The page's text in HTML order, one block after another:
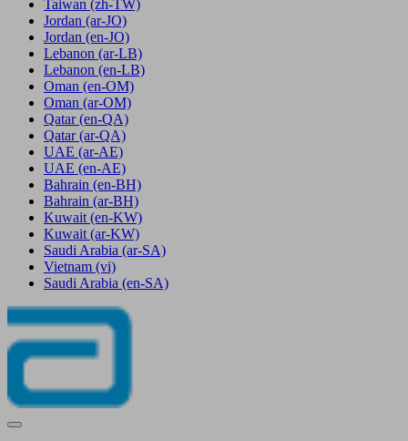
Taiwan (zh-TW)
Jordan (ar-JO)
Jordan (en-JO)
Lebanon (ar-LB)
Lebanon (en-LB)
Oman (en-OM)
Oman (ar-OM)
Qatar (en-QA)
Qatar (ar-QA)
UAE (ar-AE)
UAE (en-AE)
Bahrain (en-BH)
Bahrain (ar-BH)
Kuwait (en-KW)
Kuwait (ar-KW)
Saudi Arabia (ar-SA)
Vietnam (vi)
Saudi Arabia (en-SA)